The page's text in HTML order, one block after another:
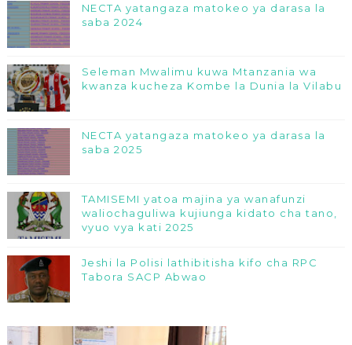
NECTA yatangaza matokeo ya darasa la
saba 2024
Seleman Mwalimu kuwa Mtanzania wa
kwanza kucheza Kombe la Dunia la Vilabu
NECTA yatangaza matokeo ya darasa la
saba 2025
TAMISEMI yatoa majina ya wanafunzi
waliochaguliwa kujiunga kidato cha tano,
vyuo vya kati 2025
Jeshi la Polisi lathibitisha kifo cha RPC
Tabora SACP Abwao